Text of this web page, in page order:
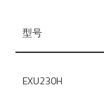
型号
EXU230H